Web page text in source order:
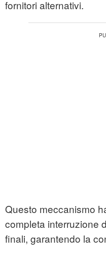
fornitori alternativi.
Questo meccanismo
completa interruzione
finali, garantendo la